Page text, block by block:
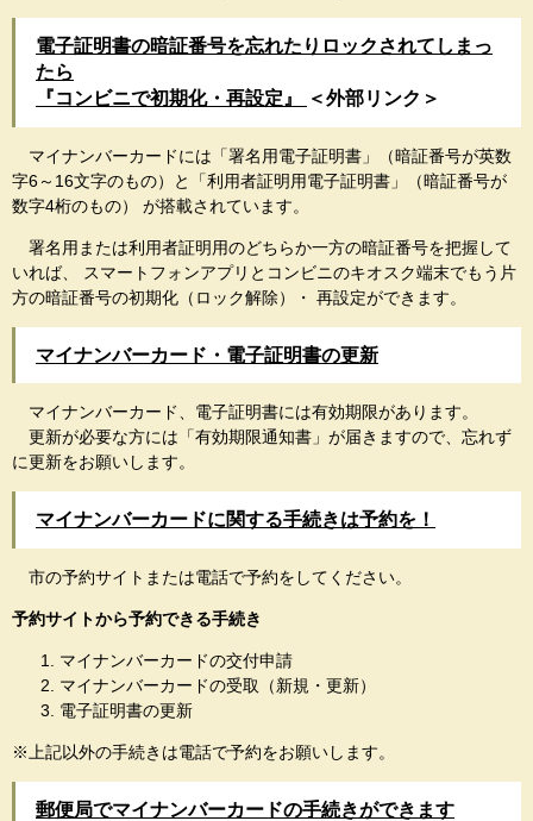
電子証明書の暗証番号を忘れたりロックされてしまっ
たら
『コンビニで初期化・再設定』
＜外部リンク＞
マイナンバーカードには「署名用電子証明書」（暗証番号が英数
字6～16文字のもの）と「利用者証明用電子証明書」（暗証番号が
数字4桁のもの） が搭載されています。
署名用または利用者証明用のどちらか一方の暗証番号を把握して
いれば、 スマートフォンアプリとコンビニのキオスク端末でもう片
方の暗証番号の初期化（ロック解除）・ 再設定ができます。
マイナンバーカード・電子証明書の更新
マイナンバーカード、電子証明書には有効期限があります。
更新が必要な方には「有効期限通知書」が届きますので、忘れず
に更新をお願いします。
マイナンバーカードに関する手続きは予約を！
市の予約サイトまたは電話で予約をしてください。
予約サイトから予約できる手続き
マイナンバーカードの交付申請
マイナンバーカードの受取（新規・更新）
電子証明書の更新
※上記以外の手続きは電話で予約をお願いします。
郵便局でマイナンバーカードの手続きができます